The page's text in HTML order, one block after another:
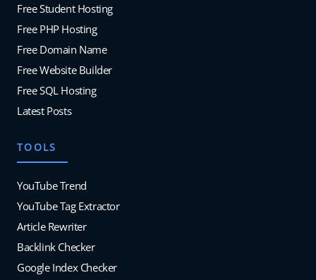
Free Student Hosting
Free PHP Hosting
Free Domain Name
Free Website Builder
Free SQL Hosting
Latest Posts
TOOLS
YouTube Trend
YouTube Tag Extractor
Article Rewriter
Backlink Checker
Google Index Checker